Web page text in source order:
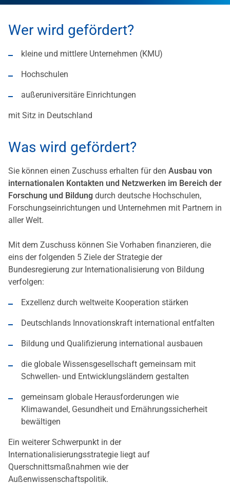
Wer wird gefördert?
kleine und mittlere Unternehmen (KMU)
Hochschulen
außeruniversitäre Einrichtungen
mit Sitz in Deutschland
Was wird gefördert?
Sie können einen Zuschuss erhalten für den Ausbau von
internationalen Kontakten und Netzwerken im Bereich der
Forschung und Bildung durch deutsche Hochschulen,
Forschungseinrichtungen und Unternehmen mit Partnern in
aller Welt.
Mit dem Zuschuss können Sie Vorhaben finanzieren, die
eins der folgenden 5 Ziele der Strategie der
Bundesregierung zur Internationalisierung von Bildung
verfolgen:
Exzellenz durch weltweite Kooperation stärken
Deutschlands Innovationskraft international entfalten
Bildung und Qualifizierung international ausbauen
die globale Wissensgesellschaft gemeinsam mit
Schwellen- und Entwicklungsländern gestalten
gemeinsam globale Herausforderungen wie
Klimawandel, Gesundheit und Ernährungssicherheit
bewältigen
Ein weiterer Schwerpunkt in der
Internationalisierungsstrategie liegt auf
Querschnittsmaßnahmen wie der
Außenwissenschaftspolitik.